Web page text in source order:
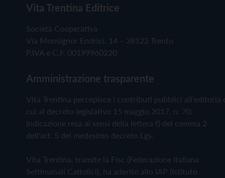
Vita Trentina Editrice
Società Cooperativa
Via Monsignor Endrici, 14 – 38122 Trento
P.IVA e C.F. 00199960220
Amministrazione trasparente
Vita Trentina percepisce i contributi pubblici all'editoria
cui al decreto legislativo 15 maggio 2017, n. 70.
Indicazione resa ai sensi della lettera f) del comma 2
dell'art. 5 del medesimo decreto Lgs.
Vita Trentina, tramite la Fisc (Federazione Italiana
Settimanali Cattolici), ha aderito allo IAP (Istituto